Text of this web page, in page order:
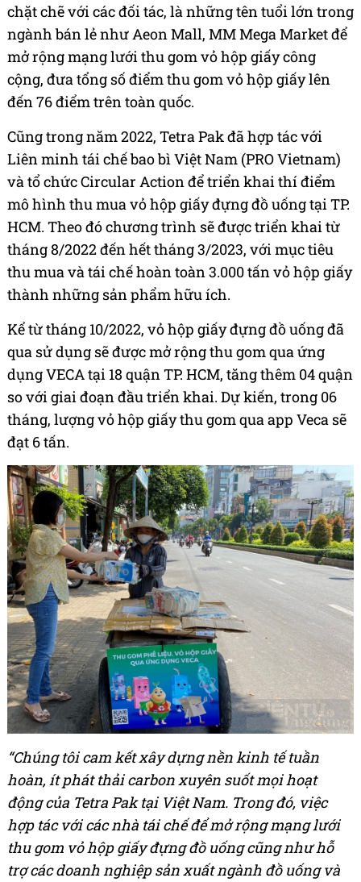
chặt chẽ với các đối tác, là những tên tuổi lớn trong
ngành bán lẻ như Aeon Mall, MM Mega Market để
mở rộng mạng lưới thu gom vỏ hộp giấy công
cộng, đưa tổng số điểm thu gom vỏ hộp giấy lên
đến 76 điểm trên toàn quốc.
Cũng trong năm 2022, Tetra Pak đã hợp tác với
Liên minh tái chế bao bì Việt Nam (PRO Vietnam)
và tổ chức Circular Action để triển khai thí điểm
mô hình thu mua vỏ hộp giấy đựng đồ uống tại TP.
HCM. Theo đó chương trình sẽ được triển khai từ
tháng 8/2022 đến hết tháng 3/2023, với mục tiêu
thu mua và tái chế hoàn toàn 3.000 tấn vỏ hộp giấy
thành những sản phẩm hữu ích.
Kể từ tháng 10/2022, vỏ hộp giấy đựng đồ uống đã
qua sử dụng sẽ được mở rộng thu gom qua ứng
dụng VECA tại 18 quận TP. HCM, tăng thêm 04 quận
so với giai đoạn đầu triển khai. Dự kiến, trong 06
tháng, lượng vỏ hộp giấy thu gom qua app Veca sẽ
đạt 6 tấn.
“Chúng tôi cam kết xây dựng nền kinh tế tuần
hoàn, ít phát thải carbon xuyên suốt mọi hoạt
động của Tetra Pak tại Việt Nam. Trong đó, việc
hợp tác với các nhà tái chế để mở rộng mạng lưới
thu gom vỏ hộp giấy đựng đồ uống cũng như hỗ
trợ các doanh nghiệp sản xuất ngành đồ uống và